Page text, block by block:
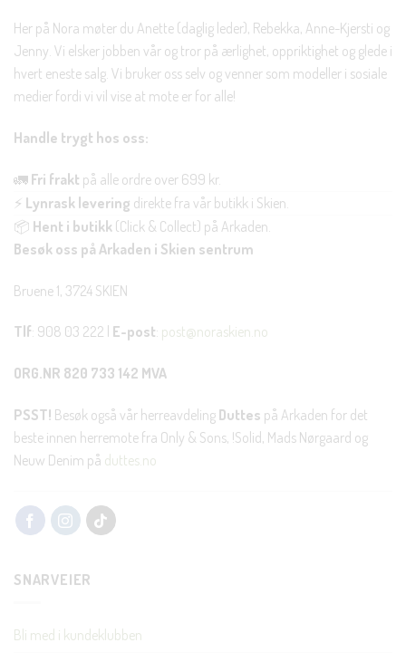
Her på Nora møter du Anette (daglig leder), Rebekka, Anne-Kjersti og
Jenny. Vi elsker jobben vår og tror på ærlighet, oppriktighet og glede i
hvert eneste salg. Vi bruker oss selv og venner som modeller i sosiale
medier fordi vi vil vise at mote er for alle!
Handle trygt hos oss:
🚛 Fri frakt på alle ordre over 699 kr.
⚡ Lynrask levering direkte fra vår butikk i Skien.
📦 Hent i butikk (Click & Collect) på Arkaden.
Besøk oss på Arkaden i Skien sentrum
Bruene 1, 3724 SKIEN
Tlf: 908 03 222 | E-post: post@noraskien.no
ORG.NR 820 733 142 MVA
PSST! Besøk også vår herreavdeling Duttes på Arkaden for det
beste innen herremote fra Only & Sons, !Solid, Mads Nørgaard og
Neuw Denim på duttes.no
SNARVEIER
Bli med i kundeklubben